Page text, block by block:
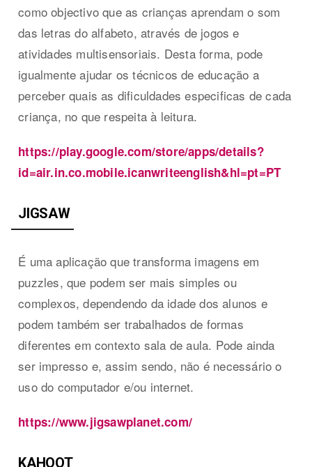
como objectivo que as crianças aprendam o som
das letras do alfabeto, através de jogos e
atividades multisensoriais. Desta forma, pode
igualmente ajudar os técnicos de educação a
perceber quais as dificuldades especificas de cada
criança, no que respeita à leitura.
https://play.google.com/store/apps/details?
id=air.in.co.mobile.icanwriteenglish&hl=pt=PT
JIGSAW
É uma aplicação que transforma imagens em
puzzles, que podem ser mais simples ou
complexos, dependendo da idade dos alunos e
podem também ser trabalhados de formas
diferentes em contexto sala de aula. Pode ainda
ser impresso e, assim sendo, não é necessário o
uso do computador e/ou internet.
https://www.jigsawplanet.com/
KAHOOT